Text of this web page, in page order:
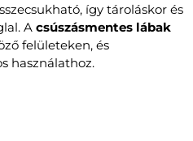
így tároláskor és
A csúszásmentes lábak
felületeken, és
használathoz.